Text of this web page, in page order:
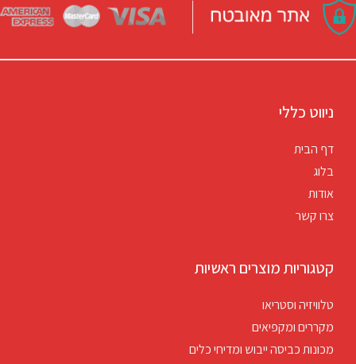
ניווט כללי
דף הבית
בלוג
אודות
צרו קשר
קטגוריות מוצרים ראשיות
טלוויזיה וסטריאו
מקררים ומקפיאים
מכונות כביסה ייבוש ומדיחי כלים